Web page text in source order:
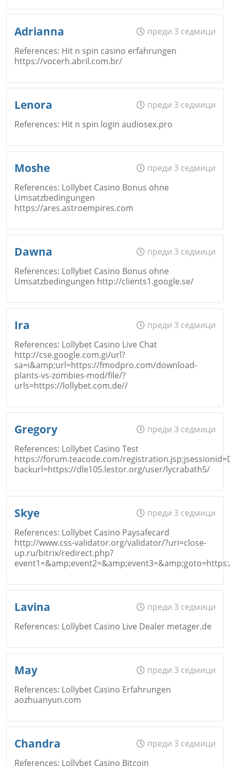
Откажи
Email
Коментар*
Email
Откажи
Adrianna
преди 3 седмици
References: Hit n spin casino erfahrungen
https://vocerh.abril.com.br/
Email
Коментар*
Откажи
Lenora
преди 3 седмици
References: Hit n spin login audiosex.pro
Email
Коментар*
Откажи
Moshe
преди 3 седмици
References: Lollybet Casino Bonus ohne
Umsatzbedingungen
https://ares.astroempires.com
Email
Коментар*
Откажи
Dawna
преди 3 седмици
References: Lollybet Casino Bonus ohne
Umsatzbedingungen http://clients1.google.se/
Email
Коментар
Откажи
Ira
преди 3 седмици
References: Lollybet Casino Live Chat
http://cse.google.com.gi/url?
sa=i&amp;url=https://fmodpro.com/download-
plants-vs-zombies-mod/file/?
urls=https://lollybet.com.de//
Коментар*
Откажи
Gregory
преди 3 седмици
References: Lollybet Casino Test
https://forum.teacode.com/
backurl=https://dle105.lestor.org/user/lycrabath5/
Email
Skye
преди 3 седмици
References: Lollybet Casino Paysafecard
http://www.css-validator.org/validator/?uri=close-
up.ru/bitrix/redirect.php?
Email
Lavina
преди 3 седмици
References: Lollybet Casino Live Dealer metager.de
Email
May
преди 3 седмици
References: Lollybet Casino Erfahrungen
aozhuanyun.com
Chandra
преди 3 седмици
References: Lollybet Casino Bitcoin